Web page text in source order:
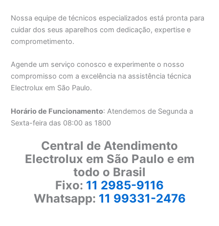
Nossa equipe de técnicos especializados está pronta para
cuidar dos seus aparelhos com dedicação, expertise e
comprometimento.
Agende um serviço conosco e experimente o nosso
compromisso com a excelência na assistência técnica
Electrolux em São Paulo.
Horário de Funcionamento: Atendemos de Segunda a
Sexta-feira das 08:00 as 1800
Central de Atendimento
Electrolux em São Paulo e em
todo o Brasil
Fixo: 11 2985-9116
Whatsapp: 11 99331-2476